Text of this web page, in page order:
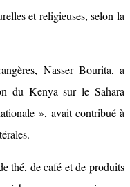
et religieuses, selon la
Nasser Bourita, a
du Kenya sur le Sahara
», avait contribué à
thé, de café et de produits